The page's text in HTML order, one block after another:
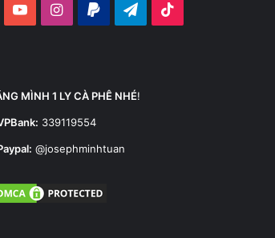
YouTubeInstagram
PaypalTelegram
MÌNH 1 LY CÀ PHÊ NHÉ!
339119554
@josephminhtuan